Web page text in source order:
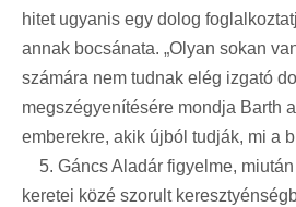
hitet ugyanis egy dolog
annak bocsánata. „Olyan sokan
számára nem tudnak elég izgató
megszégyenítésére mondja Barth
emberekre, akik újból tudják, mi a
5. Gáncs Aladár figyelme,
keretei közé szorult